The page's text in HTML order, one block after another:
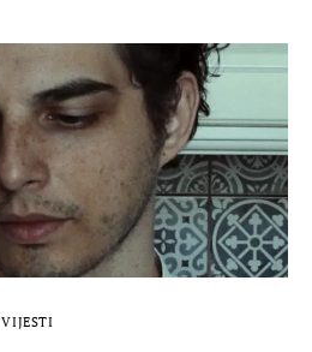
VIJESTI